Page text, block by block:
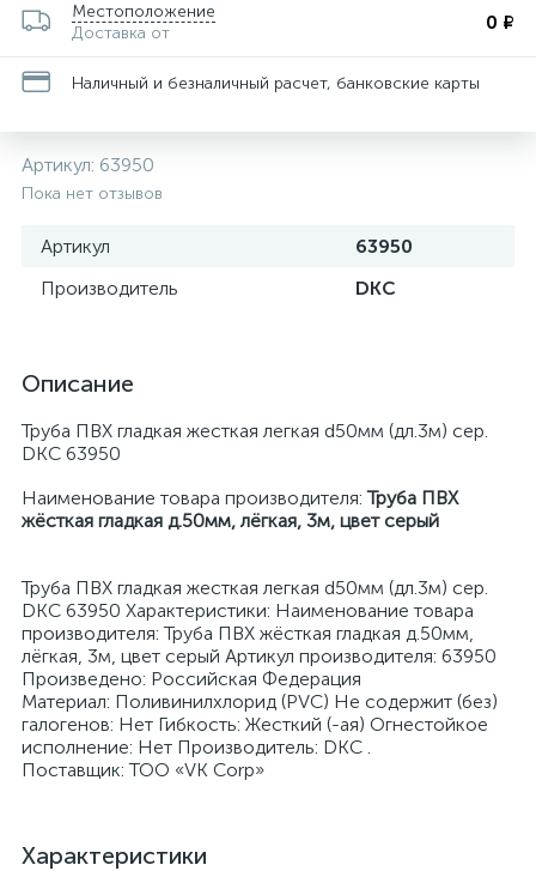
Местоположение
Доставка от
0 ₽
Наличный и безналичный расчет, банковские карты
Артикул: 63950
Пока нет отзывов
Артикул
63950
Производитель
DKC
Описание
Труба ПВХ гладкая жесткая легкая d50мм (дл.3м) сер.
DKC 63950
Наименование товара производителя:Труба ПВХ
жёсткая гладкая д.50мм, лёгкая, 3м, цвет серый
Труба ПВХ гладкая жесткая легкая d50мм (дл.3м) сер.
DKC 63950 Характеристики: Наименование товара
производителя: Труба ПВХ жёсткая гладкая д.50мм,
лёгкая, 3м, цвет серый Артикул производителя: 63950
Произведено: Российская Федерация
Материал: Поливинилхлорид (PVC) Не содержит (без)
галогенов: Нет Гибкость: Жесткий (-ая) Огнестойкое
исполнение: Нет Производитель: DKC .
Поставщик: ТОО «VK Corp»
Характеристики